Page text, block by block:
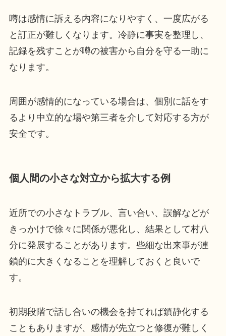
噂は感情に訴える内容になりやすく、一度広がる
と訂正が難しくなります。冷静に事実を整理し、
記録を残すことが噂の被害から自分を守る一助に
なります。
周囲が感情的になっている場合は、個別に話をす
るより中立的な場や第三者を介して対応する方が
安全です。
個人間の小さな対立から拡大する例
近所での小さなトラブル、言い合い、誤解などが
きっかけで徐々に関係が悪化し、結果として村八
分に発展することがあります。些細な出来事が連
鎖的に大きくなることを理解しておくと良いで
す。
初期段階で話し合いの機会を持てれば鎮静化する
こともありますが、感情が先立つと修復が難しく